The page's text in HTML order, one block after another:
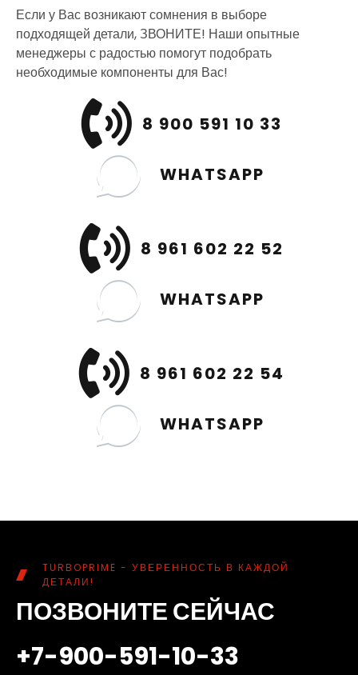
Если у Вас возникают сомнения в выборе
подходящей детали, ЗВОНИТЕ! Наши опытные
менеджеры с радостью помогут подобрать
необходимые компоненты для Вас!
8 900 591 10 33
WHATSAPP
8 961 602 22 52
WHATSAPP
8 961 602 22 54
WHATSAPP
TURBOPRIME - УВЕРЕННОСТЬ В КАЖДОЙ
ДЕТАЛИ!
ПОЗВОНИТЕ СЕЙЧАС
+7-900-591-10-33